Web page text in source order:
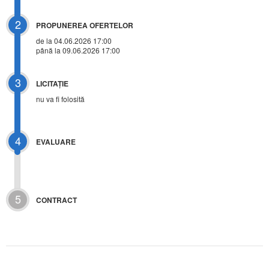
2 PROPUNEREA OFERTELOR
de la 04.06.2026 17:00
până la 09.06.2026 17:00
3 LICITAŢIE
nu va fi folosită
4 EVALUARE
5 CONTRACT